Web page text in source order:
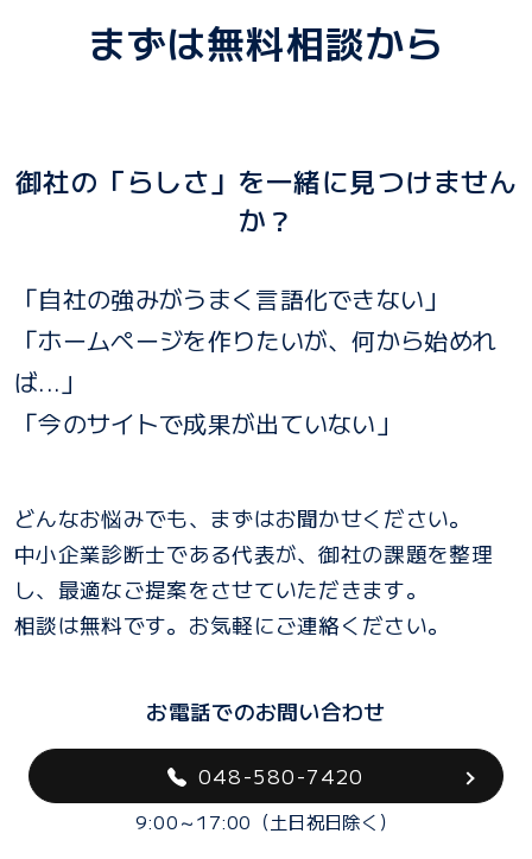
まずは無料相談から
御社の「らしさ」を一緒に見つけません
か？
「自社の強みがうまく言語化できない」
「ホームページを作りたいが、何から始めれ
ば...」
「今のサイトで成果が出ていない」
どんなお悩みでも、まずはお聞かせください。
中小企業診断士である代表が、御社の課題を整理
し、最適なご提案をさせていただきます。
相談は無料です。お気軽にご連絡ください。
お電話でのお問い合わせ
048-580-7420
9:00～17:00（土日祝日除く）